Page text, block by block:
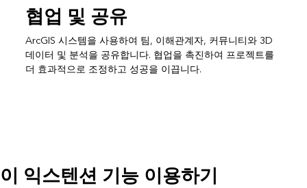
협업 및 공유
ArcGIS 시스템을 사용하여 팀, 이해관계자, 커뮤니티와 3D
데이터 및 분석을 공유합니다. 협업을 촉진하여 프로젝트를
더 효과적으로 조정하고 성공을 이끕니다.
이 익스텐션 기능 이용하기